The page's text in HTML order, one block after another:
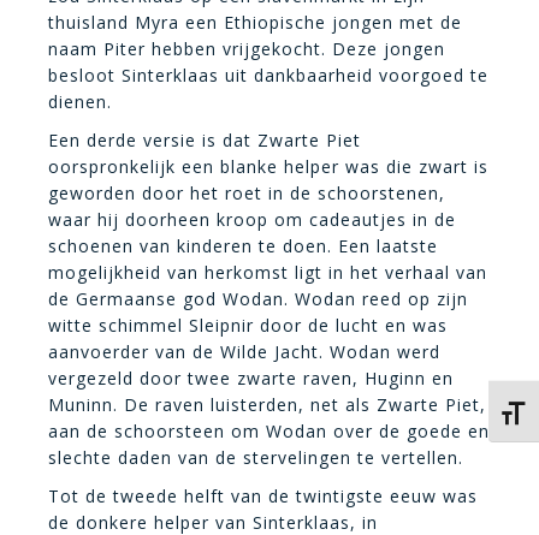
thuisland Myra een Ethiopische jongen met de
naam Piter hebben vrijgekocht. Deze jongen
besloot Sinterklaas uit dankbaarheid voorgoed te
dienen.
Een derde versie is dat Zwarte Piet
oorspronkelijk een blanke helper was die zwart is
geworden door het roet in de schoorstenen,
waar hij doorheen kroop om cadeautjes in de
schoenen van kinderen te doen. Een laatste
mogelijkheid van herkomst ligt in het verhaal van
de Germaanse god Wodan. Wodan reed op zijn
witte schimmel Sleipnir door de lucht en was
aanvoerder van de Wilde Jacht. Wodan werd
vergezeld door twee zwarte raven, Huginn en
Muninn. De raven luisterden, net als Zwarte Piet,
aan de schoorsteen om Wodan over de goede en
slechte daden van de stervelingen te vertellen.
Tot de tweede helft van de twintigste eeuw was
de donkere helper van Sinterklaas, in